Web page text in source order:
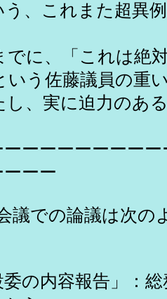
、これまた超異
に、「これは絶
いう佐藤議員の重
実に迫力のある
ーーーーーーーー
ーー
議での論議は次の
委の内容報告」：